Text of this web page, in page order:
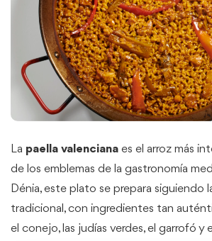
La paella valenciana es el arroz más
de los emblemas de la gastronomía
Dénia, este plato se prepara siguiendo
tradicional, con ingredientes tan
el conejo, las judías verdes, el garrofó y